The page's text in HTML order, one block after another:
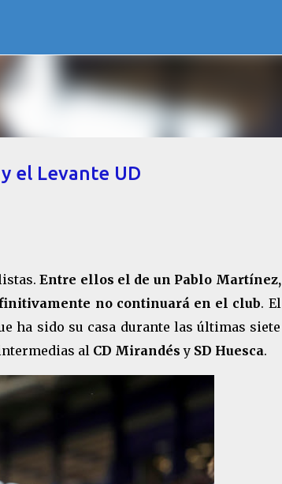
el Levante UD
Entre ellos el de un Pablo Martínez,
no continuará en el club. El
ha sido su casa durante las últimas siete
al CD Mirandés y SD Huesca.